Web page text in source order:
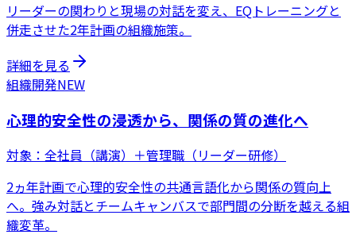
リーダーの関わりと現場の対話を変え、EQトレーニングと
併走させた2年計画の組織施策。
詳細を見る
組織開発NEW
心理的安全性の浸透から、関係の質の進化へ
対象： 全社員（講演）＋管理職（リーダー研修）
2ヵ年計画で心理的安全性の共通言語化から関係の質向上
へ。強み対話とチームキャンバスで部門間の分断を越える組
織変革。